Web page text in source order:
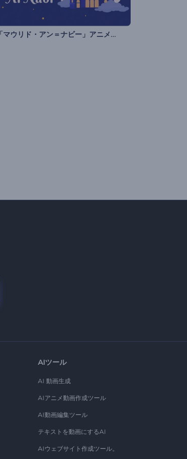
「マウリド・アン＝ナビー」アニメーション
AIツール
AI 動画生成
AIアニメ動画作成ツール
AI動画編集ツール
テキストを動画にするAI
AIウェブサイト作成ツール。